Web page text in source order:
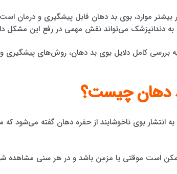
بیشتر موارد، بوی بد دهان قابل پیشگیری و درمان
به دندانپزشک می‌تواند نقش مهمی در رفع این مشکل
به بررسی کامل دلایل بوی بد دهان، روش‌های پیشگیری
دهان چیست؟
انتشار بوی ناخوشایند از حفره دهان گفته می‌شود که
است موقتی یا مزمن باشد و در هر سنی مشاهده